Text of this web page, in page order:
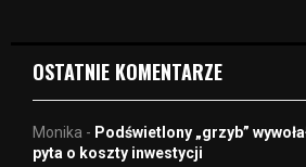
OSTATNIE KOMENTARZE
Monika - Podświetlony „grzyb”
pyta o koszty inwestycji